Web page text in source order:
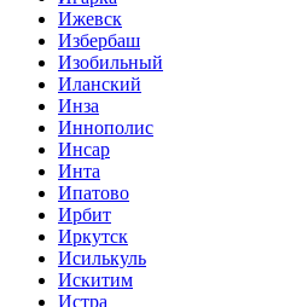
Ижевск
Избербаш
Изобильный
Иланский
Инза
Иннополис
Инсар
Инта
Ипатово
Ирбит
Иркутск
Исилькуль
Искитим
Истра